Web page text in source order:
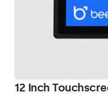
12 Inch